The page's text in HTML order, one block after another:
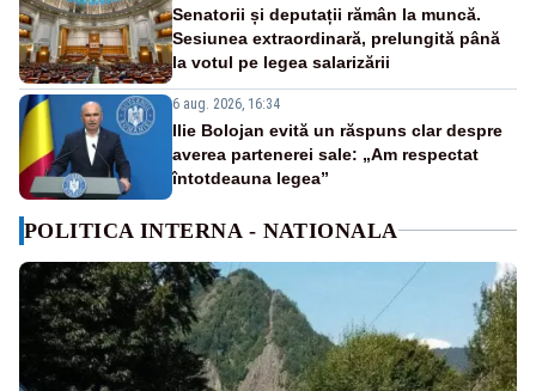
Senatorii și deputații rămân la muncă.
Sesiunea extraordinară, prelungită până
la votul pe legea salarizării
6 aug. 2026, 16:34
Ilie Bolojan evită un răspuns clar despre
averea partenerei sale: „Am respectat
întotdeauna legea”
POLITICA INTERNA - NATIONALA